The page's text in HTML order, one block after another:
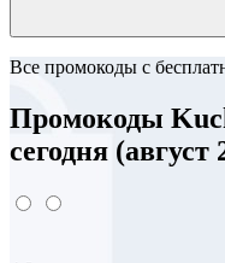
Все промокоды с
Промокоды
сегодня (август